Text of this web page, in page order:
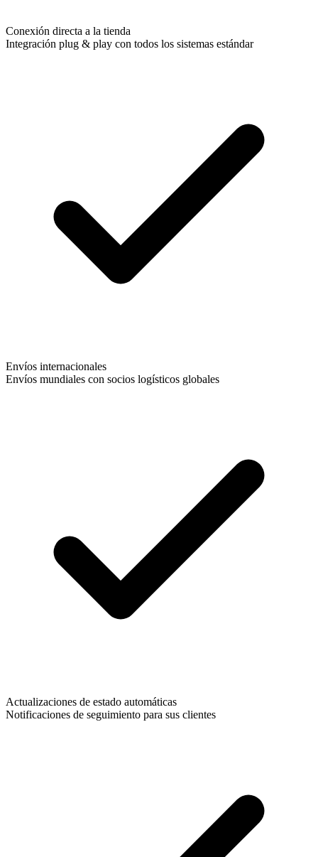
Conexión directa a la tienda
Integración plug & play con todos los sistemas estándar
Envíos internacionales
Envíos mundiales con socios logísticos globales
Actualizaciones de estado automáticas
Notificaciones de seguimiento para sus clientes